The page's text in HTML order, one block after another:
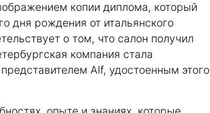
копии диплома, который
дня рождения от итальянского
о том, что салон получил
компания стала
Alf, удостоенным этого